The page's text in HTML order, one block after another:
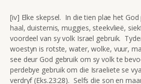
[iv] Elke skepsel. In die tien plae het
haal, duisternis, muggies, steekvlieë,
voordeel van sy volk Israel gebruik.
woestyn is rotste, water, wolke, vuur,
see deur God gebruik om sy volk te
perdebye gebruik om die Israeliete se
verdryf (Eks.23:28). Selfs die son en